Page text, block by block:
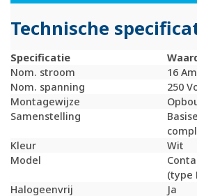
Technische
Specificatie
Nom. stroom
16
Nom. spanning
250
Montagewijze
Samenstelling
Kleur
Wit
Model
(type
Halogeenvrij
Ja